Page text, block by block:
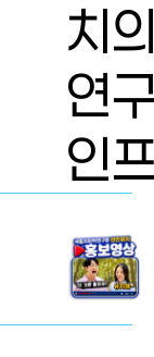
31
영국 UCL대학